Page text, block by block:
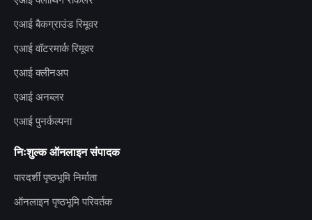
एआई बैकग्राउंड रिमूवर
एआई वॉटरमार्क रिमूवर
एआई क्लीनअप
एआई अनब्लर
एआई पुनर्कल्पना
निःशुल्क ऑनलाइन संपादक
पारदर्शी पृष्ठभूमि निर्माता
ऑनलाइन पृष्ठभूमि परिवर्तक